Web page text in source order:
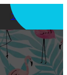
アプリを使う